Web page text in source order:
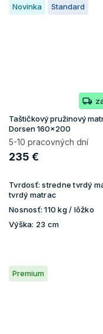
Novinka Standard
Taštičkový pružinový
Dorsen 160x200
5-10 pracovných dní
235 €
Tvrdosť:stredne tvrdý
tvrdý matrac
Nosnosť: 110 kg / lôžko
Výška: 23 cm
Premium